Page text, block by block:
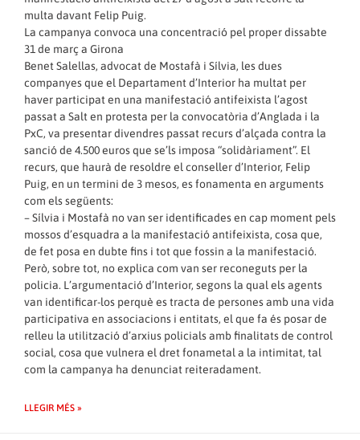
multa davant Felip Puig.
La campanya convoca una concentració pel proper dissabte
31 de març a Girona
Benet Salellas, advocat de Mostafà i Sílvia, les dues
companyes que el Departament d’Interior ha multat per
haver participat en una manifestació antifeixista l’agost
passat a Salt en protesta per la convocatòria d’Anglada i la
PxC, va presentar divendres passat recurs d’alçada contra la
sanció de 4.500 euros que se’ls imposa “solidàriament”. El
recurs, que haurà de resoldre el conseller d’Interior, Felip
Puig, en un termini de 3 mesos, es fonamenta en arguments
com els següents:
– Sílvia i Mostafà no van ser identificades en cap moment pels
mossos d’esquadra a la manifestació antifeixista, cosa que,
de fet posa en dubte fins i tot que fossin a la manifestació.
Però, sobre tot, no explica com van ser reconeguts per la
policia. L’argumentació d’Interior, segons la qual els agents
van identificar-los perquè es tracta de persones amb una vida
participativa en associacions i entitats, el que fa és posar de
relleu la utilització d’arxius policials amb finalitats de control
social, cosa que vulnera el dret fonametal a la intimitat, tal
com la campanya ha denunciat reiteradament.
LLEGIR MÉS »